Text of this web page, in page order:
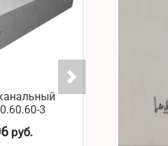
3
руб.
Лоток